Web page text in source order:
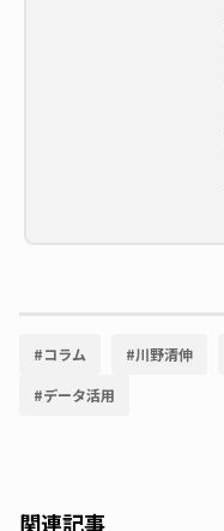
#コラム #川野清伸
#データ活用
関連記事